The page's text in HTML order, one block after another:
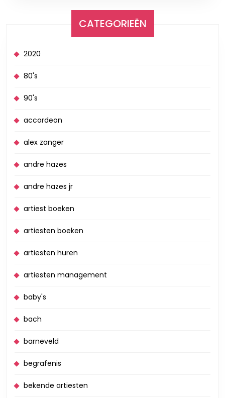
CATEGORIEËN
2020
80's
90's
accordeon
alex zanger
andre hazes
andre hazes jr
artiest boeken
artiesten boeken
artiesten huren
artiesten management
baby's
bach
barneveld
begrafenis
bekende artiesten